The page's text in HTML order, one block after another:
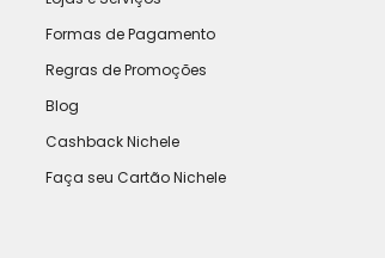
Formas de Pagamento
Regras de Promoções
Blog
Cashback Nichele
Faça seu Cartão Nichele